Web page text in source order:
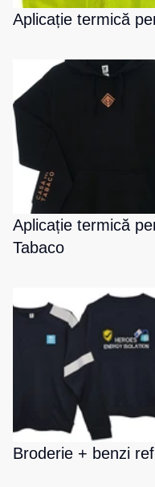
Aplicație termică
Aplicație termică
Tabaco
Broderie + benzi